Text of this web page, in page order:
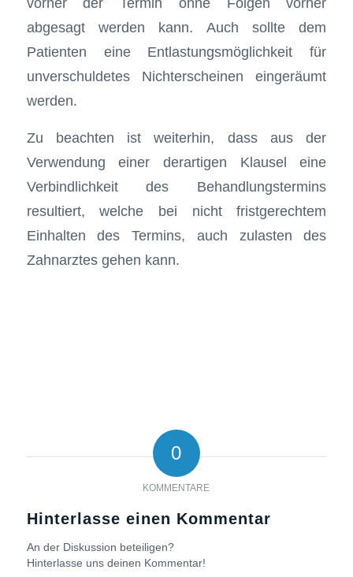
abgesagt werden kann. Auch sollte dem
Patienten eine Entlastungsmöglichkeit für
unverschuldetes Nichterscheinen eingeräumt
werden.
Zu beachten ist weiterhin, dass aus der
Verwendung einer derartigen Klausel eine
Verbindlichkeit des Behandlungstermins
resultiert, welche bei nicht fristgerechtem
Einhalten des Termins, auch zulasten des
Zahnarztes gehen kann.
0
KOMMENTARE
Hinterlasse einen Kommentar
An der Diskussion beteiligen?
Hinterlasse uns deinen Kommentar!